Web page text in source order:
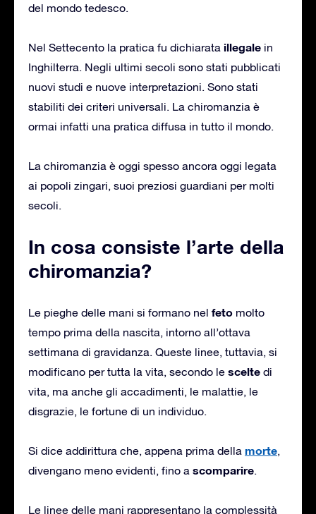
del mondo tedesco.
Nel Settecento la pratica fu dichiarata illegale in
Inghilterra. Negli ultimi secoli sono stati pubblicati
nuovi studi e nuove interpretazioni. Sono stati
stabiliti dei criteri universali. La chiromanzia è
ormai infatti una pratica diffusa in tutto il mondo.
La chiromanzia è oggi spesso ancora oggi legata
ai popoli zingari, suoi preziosi guardiani per molti
secoli.
In cosa consiste l’arte della
chiromanzia?
Le pieghe delle mani si formano nel feto molto
tempo prima della nascita, intorno all’ottava
settimana di gravidanza. Queste linee, tuttavia, si
modificano per tutta la vita, secondo le scelte di
vita, ma anche gli accadimenti, le malattie, le
disgrazie, le fortune di un individuo.
Si dice addirittura che, appena prima della morte,
divengano meno evidenti, fino a scomparire.
Le linee delle mani rappresentano la complessità